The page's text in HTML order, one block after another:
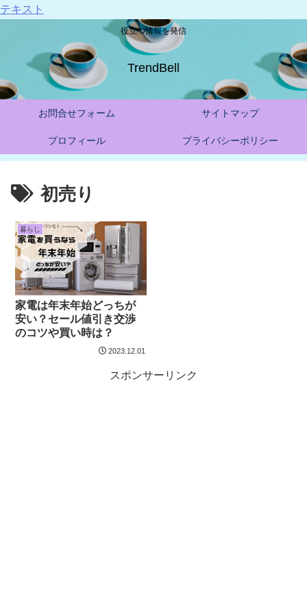
テキスト
役立つ情報を発信
TrendBell
お問合せフォーム サイトマップ
プロフィール プライバシーポリシー
初売り
暮らし
家電は年末年始どっちが
安い？セール値引き交渉
のコツや買い時は？
2023.12.01
スポンサーリンク